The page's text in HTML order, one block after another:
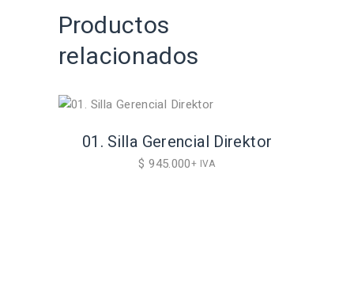
Productos
relacionados
01. Silla Gerencial Direktor
$ 945.000+ IVA